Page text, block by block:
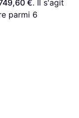
€. Il s'agit
parmi 6